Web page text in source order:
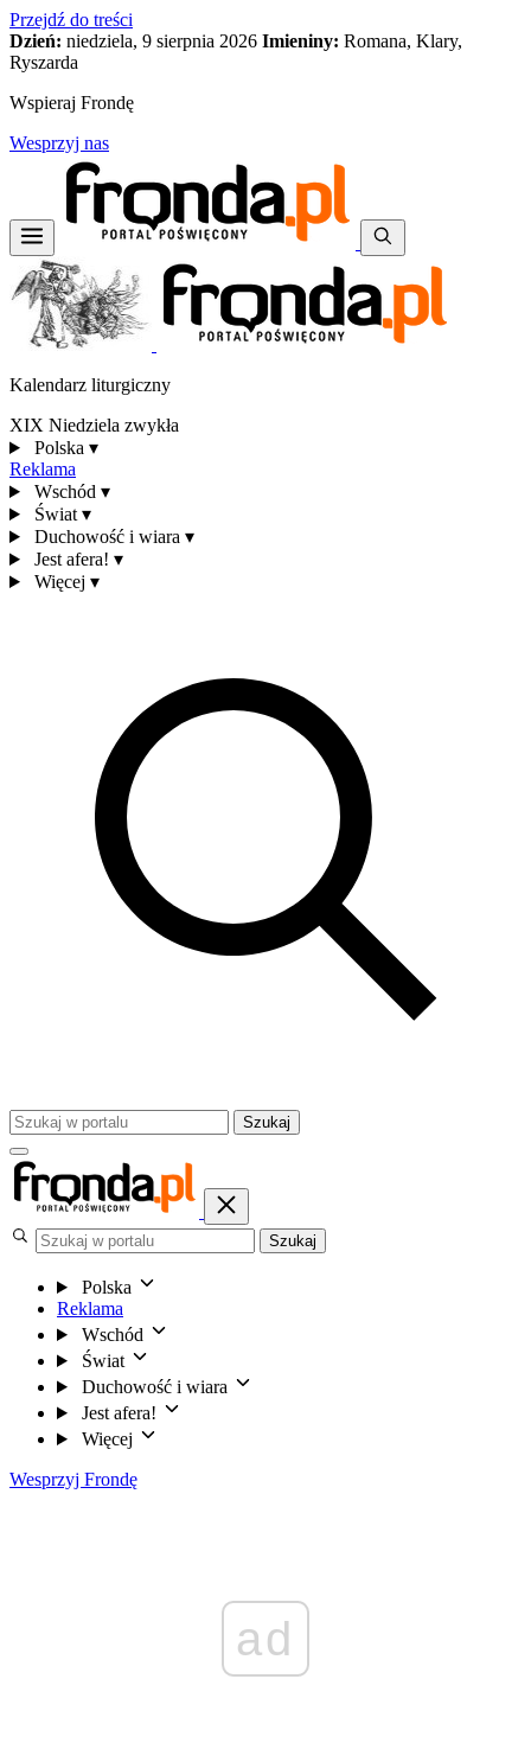
Przejdź do treści
Dzień: niedziela, 9 sierpnia 2026 Imieniny: Romana, Klary,
Ryszarda
Wspieraj Frondę
Wesprzyj nas
Kalendarz liturgiczny
XIX Niedziela zwykła
Polska ▾
Reklama
Wschód ▾
Świat ▾
Duchowość i wiara ▾
Jest afera! ▾
Więcej ▾
Szukaj
Szukaj
Polska
Reklama
Wschód
Świat
Duchowość i wiara
Jest afera!
Więcej
Wesprzyj Frondę
ad